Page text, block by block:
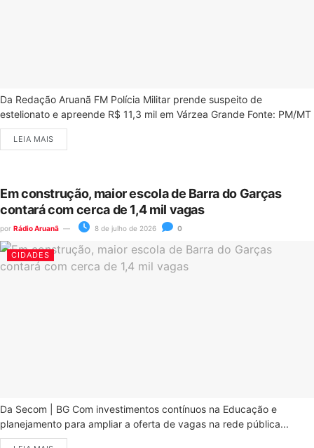
Da Redação Aruanã FM Polícia Militar prende suspeito de
estelionato e apreende R$ 11,3 mil em Várzea Grande Fonte: PM/MT
LEIA MAIS
Em construção, maior escola de Barra do Garças
contará com cerca de 1,4 mil vagas
por Rádio Aruanã 8 de julho de 2026 0
CIDADES
Da Secom | BG Com investimentos contínuos na Educação e
planejamento para ampliar a oferta de vagas na rede pública...